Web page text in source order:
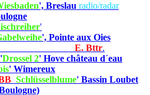
', Breslau radio/radar
'
', Pointe aux Oies
E. Bttr.
Drossel 2' Hove château d´eau
' Wimereux
Schlüsselblume' Bassin Loubet